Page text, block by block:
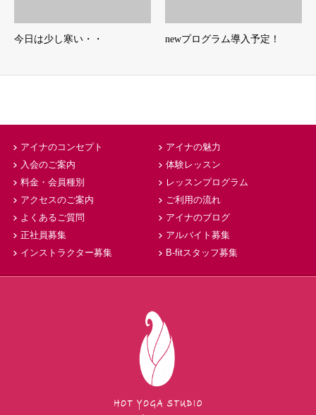
今日は少し寒い・・ newプログラム導入予定！
アイナのコンセプト
アイナの魅力
入会のご案内
体験レッスン
料金・会員種別
レッスンプログラム
アクセスのご案内
ご利用の流れ
よくあるご質問
アイナのブログ
正社員募集
アルバイト募集
インストラクター募集
B-fitスタッフ募集